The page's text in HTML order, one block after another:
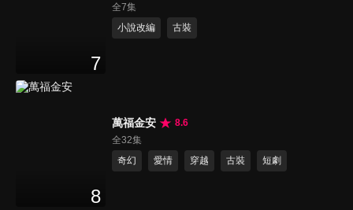
7
全7集
小說改編
古裝
8
萬福金安
8.6
全32集
奇幻
愛情 穿越 古裝 短劇